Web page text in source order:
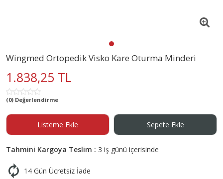
Wingmed Ortopedik Visko Kare Oturma Minderi
1.838,25 TL
(0) Değerlendirme
Listeme Ekle Sepete Ekle
Tahmini Kargoya Teslim : 3 iş günü içerisinde
14 Gün Ücretsiz İade